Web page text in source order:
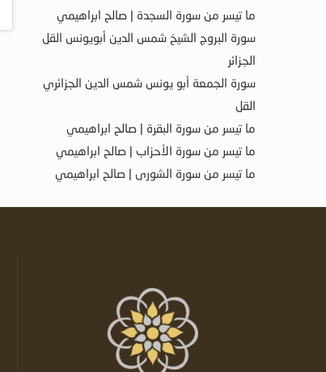
ما تيسر من سورة السجدة | صالح ابراهيمي
سورة البروج الشيخ شمس الدين أبويونس القل
الجزائر
سورة الجمعة أبو يونس شمس الدين الجزائري
القل
ما تيسر من سورة البقرة | صالح ابراهيمي
ما تيسر من سورة الأحزاب | صالح ابراهيمي
ما تيسر من سورة الشورى | صالح ابراهيمي